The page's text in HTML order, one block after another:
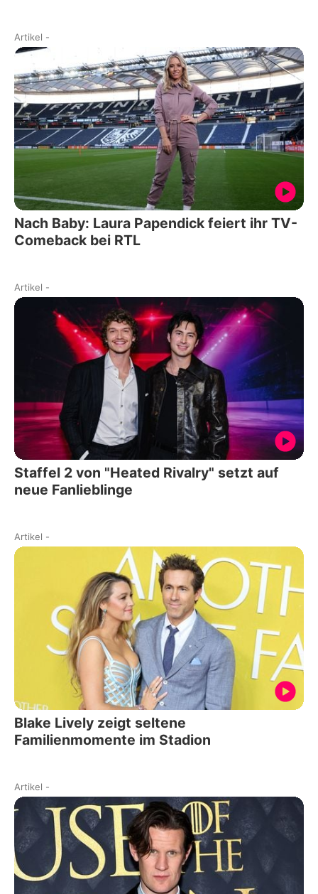
Artikel -
Nach Baby: Laura Papendick feiert ihr TV-
Comeback bei RTL
Artikel -
Staffel 2 von "Heated Rivalry" setzt auf
neue Fanlieblinge
Artikel -
Blake Lively zeigt seltene
Familienmomente im Stadion
Artikel -